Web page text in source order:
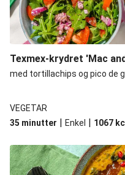
Texmex-krydret 'Mac
med tortillachips og pico de
VEGETAR
35 minutter | Enkel | 1067